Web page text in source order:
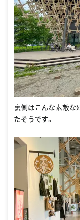
裏側はこんな素敵な
たそうです。